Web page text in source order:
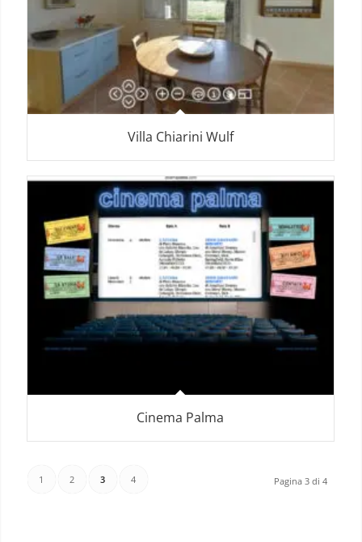
Villa Chiarini Wulf
Cinema Palma
Pagina 3 di 4
1 2 3 4